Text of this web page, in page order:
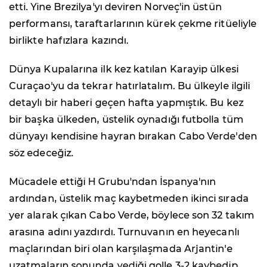
etti. Yine Brezilya'yı deviren Norveç'in üstün
performansı, taraftarlarının kürek çekme ritüeliyle
birlikte hafızlara kazındı.
Dünya Kupalarına ilk kez katılan Karayip ülkesi
Curaçao'yu da tekrar hatırlatalım. Bu ülkeyle ilgili
detaylı bir haberi geçen hafta yapmıştık. Bu kez
bir başka ülkeden, üstelik oynadığı futbolla tüm
dünyayı kendisine hayran bırakan Cabo Verde'den
söz edeceğiz.
Mücadele ettiği H Grubu'ndan İspanya'nın
ardından, üstelik maç kaybetmeden ikinci sırada
yer alarak çıkan Cabo Verde, böylece son 32 takım
arasına adını yazdırdı. Turnuvanın en heyecanlı
maçlarından biri olan karşılaşmada Arjantin'e